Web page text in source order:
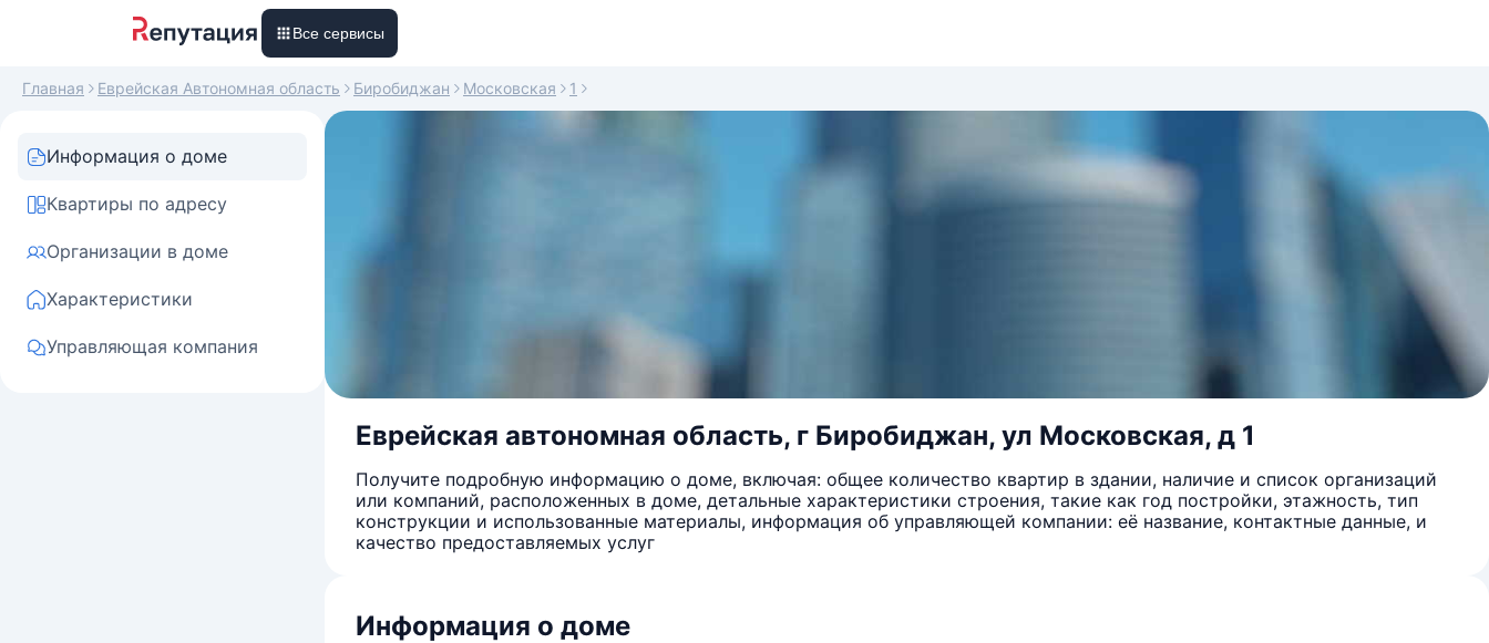
Все сервисы
Главная Еврейская Автономная область Биробиджан Московская 1
Информация о доме
Квартиры по адресу
Организации в доме
Характеристики
Управляющая компания
Еврейская автономная область, г Биробиджан, ул Московская, д 1
Получите подробную информацию о доме, включая: общее количество квартир в здании, наличие и список организаций
или компаний, расположенных в доме, детальные характеристики строения, такие как год постройки, этажность, тип
конструкции и использованные материалы, информация об управляющей компании: её название, контактные данные, и
качество предоставляемых услуг
Информация о доме